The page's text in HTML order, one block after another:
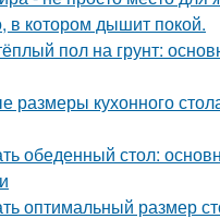
в котором дышит покой.
пол на грунт:
размеры кухонного
обеденный стол:
оптимальный размер